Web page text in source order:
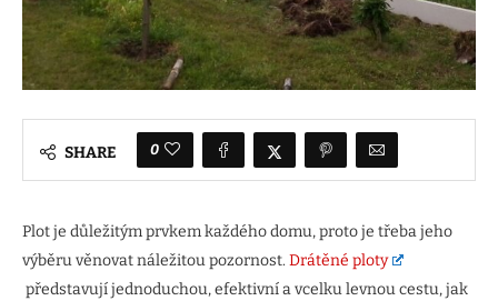
SHARE 0
Plot je důležitým prvkem každého domu, proto je třeba jeho
výběru věnovat náležitou pozornost. Drátěné ploty
představují jednoduchou, efektivní a vcelku levnou cestu, jak